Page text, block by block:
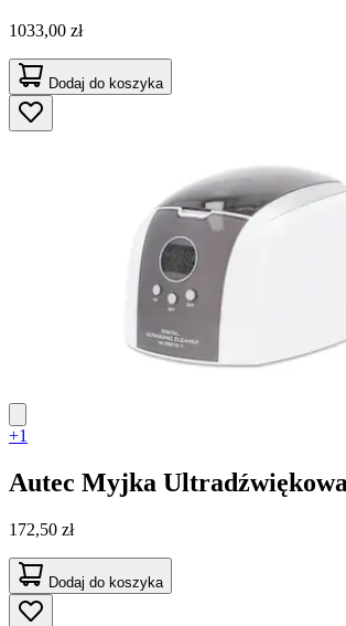
1033,00 zł
Dodaj do koszyka
+1
Autec Myjka
172,50 zł
Dodaj do koszyka